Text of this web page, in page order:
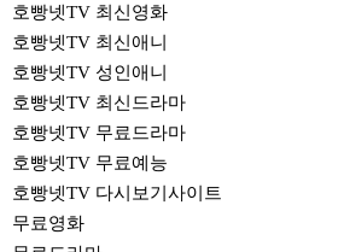
호빵넷TV 최신영화
호빵넷TV 최신애니
호빵넷TV 성인애니
호빵넷TV 최신드라마
호빵넷TV 무료드라마
호빵넷TV 무료예능
호빵넷TV 다시보기사이트
무료영화